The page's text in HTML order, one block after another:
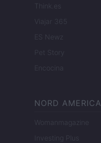
Think.es
Viajar 365
ES Newz
Pet Story
Encocina
NORD AMERICA
Womanmagazine
Investing Plus